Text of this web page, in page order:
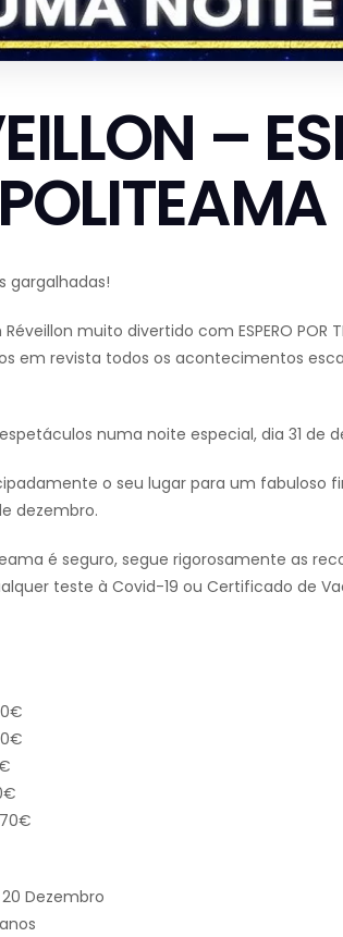
–
gargalhadas!
muito divertido com ESPERO POR TI
em revista todos os acontecimentos
numa noite especial, dia 31 de
o seu lugar para um fabuloso
dezembro.
é seguro, segue rigorosamente as
teste à Covid-19 ou Certificado de
Dezembro